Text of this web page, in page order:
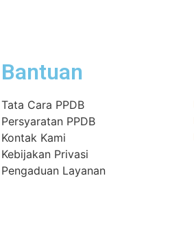
Bantuan
Tata Cara PPDB
Persyaratan PPDB
Kontak Kami
Kebijakan Privasi
Pengaduan Layanan